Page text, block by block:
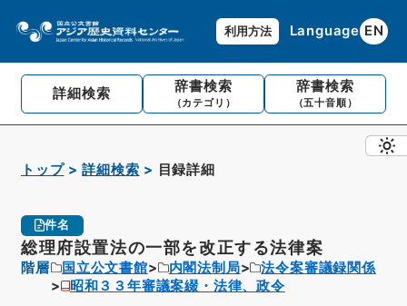
利用方法 Language EN
詳細検索 辞書検索
（カテゴリ）
辞書検索
（五十音順）
トップ 詳細検索 目録詳細
件名
総理府設置法の一部を改正する法律案
階層 国立公文書館 内閣法制局
法令案審議録関係
昭和３３年審議案綴・法律、政令